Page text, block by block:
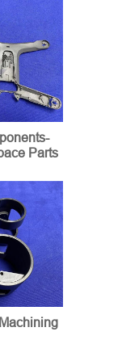
Parts